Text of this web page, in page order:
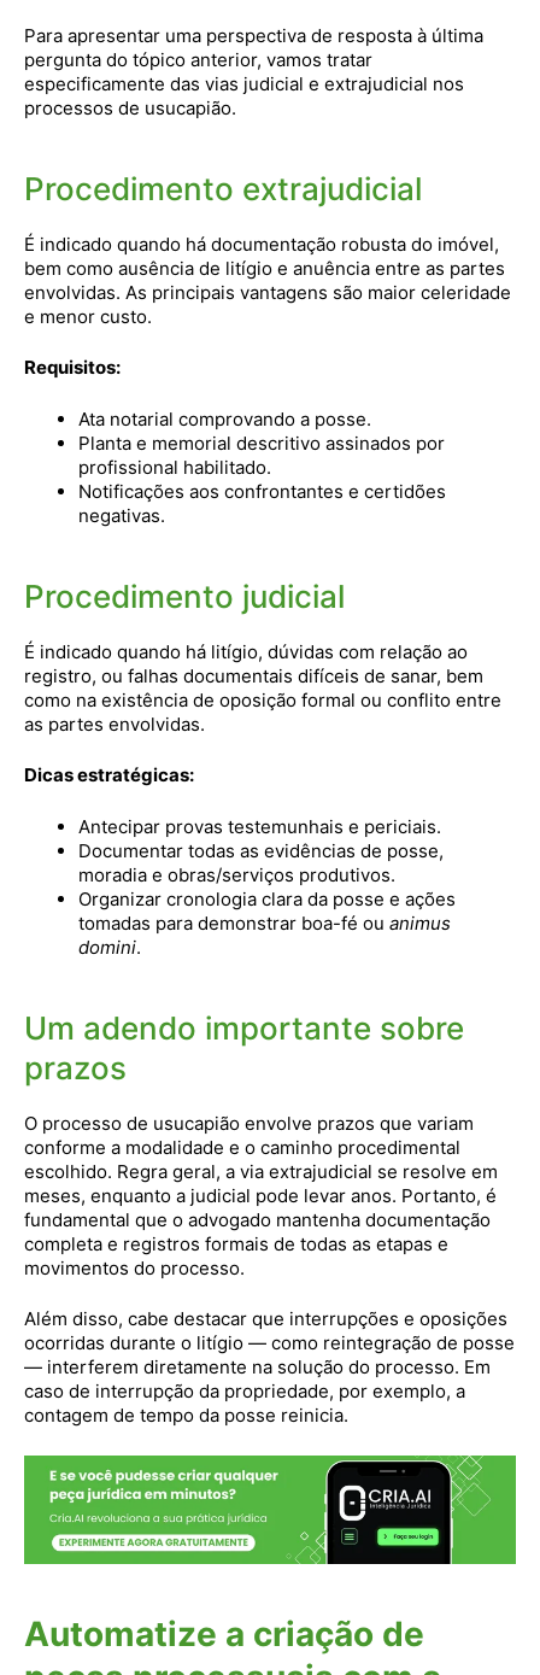
Para apresentar uma perspectiva de resposta à última
pergunta do tópico anterior, vamos tratar
especificamente das vias judicial e extrajudicial nos
processos de usucapião.
Procedimento extrajudicial
É indicado quando há documentação robusta do imóvel,
bem como ausência de litígio e anuência entre as partes
envolvidas. As principais vantagens são maior celeridade
e menor custo.
Requisitos:
Ata notarial comprovando a posse.
Planta e memorial descritivo assinados por
profissional habilitado.
Notificações aos confrontantes e certidões
negativas.
Procedimento judicial
É indicado quando há litígio, dúvidas com relação ao
registro, ou falhas documentais difíceis de sanar, bem
como na existência de oposição formal ou conflito entre
as partes envolvidas.
Dicas estratégicas:
Antecipar provas testemunhais e periciais.
Documentar todas as evidências de posse,
moradia e obras/serviços produtivos.
Organizar cronologia clara da posse e ações
tomadas para demonstrar boa-fé ou animus
domini.
Um adendo importante sobre
prazos
O processo de usucapião envolve prazos que variam
conforme a modalidade e o caminho procedimental
escolhido. Regra geral, a via extrajudicial se resolve em
meses, enquanto a judicial pode levar anos. Portanto, é
fundamental que o advogado mantenha documentação
completa e registros formais de todas as etapas e
movimentos do processo.
Além disso, cabe destacar que interrupções e oposições
ocorridas durante o litígio — como reintegração de posse
— interferem diretamente na solução do processo. Em
caso de interrupção da propriedade, por exemplo, a
contagem de tempo da posse reinicia.
Automatize a criação de